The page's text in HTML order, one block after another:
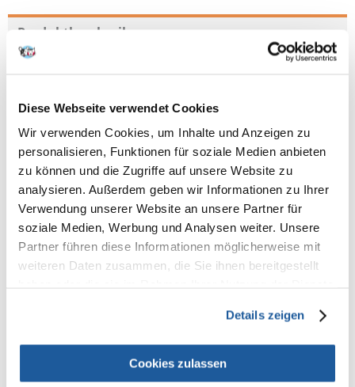
Diese Webseite verwendet Cookies
Wir verwenden Cookies, um Inhalte und Anzeigen zu
personalisieren, Funktionen für soziale Medien anbieten
zu können und die Zugriffe auf unsere Website zu
analysieren. Außerdem geben wir Informationen zu Ihrer
Verwendung unserer Website an unsere Partner für
soziale Medien, Werbung und Analysen weiter. Unsere
Partner führen diese Informationen möglicherweise mit
weiteren Daten zusammen, die Sie ihnen bereitgestellt
Details zeigen
Cookies zulassen
Produktbeschreibung
-mit 360° umlaufender Dichtung (TPR)
-inklusive Verlängerungsstück
-mit zusätzlichen Elementen erweiterbar
-Tiefe 5-25 mm
-Gesamtgröße 24 × 28 cm
-Öffnungsgröße 19,7 × 21,7 cm
-Klappengröße 18 × 20 cm
-3-Jahres-Garantie
Abmessungen: 24 × 28 cm
Material : Kunststoff
NEUE NACHRICHT